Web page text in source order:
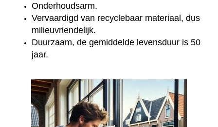
Onderhoudsarm.
Vervaardigd van recyclebaar materiaal, dus
milieuvriendelijk.
Duurzaam, de gemiddelde levensduur is 50
jaar.